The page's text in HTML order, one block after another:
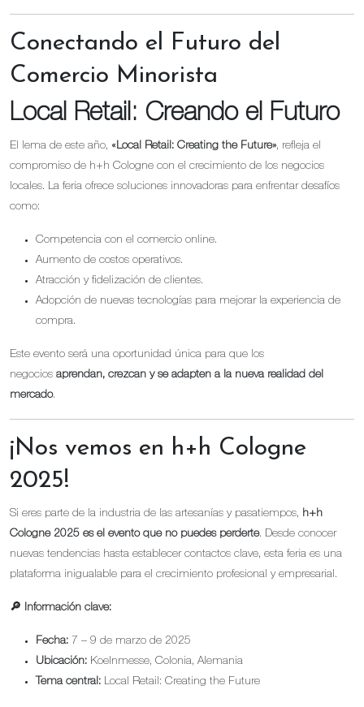
Conectando el Futuro del
Comercio Minorista
Local Retail: Creando el Futuro
El lema de este año, «Local Retail: Creating the Future», refleja el
compromiso de h+h Cologne con el crecimiento de los negocios
locales. La feria ofrece soluciones innovadoras para enfrentar desafíos
como:
Competencia con el comercio online.
Aumento de costos operativos.
Atracción y fidelización de clientes.
Adopción de nuevas tecnologías para mejorar la experiencia de
compra.
Este evento será una oportunidad única para que los
negocios aprendan, crezcan y se adapten a la nueva realidad del
mercado.
¡Nos vemos en h+h Cologne
2025!
Si eres parte de la industria de las artesanías y pasatiempos, h+h
Cologne 2025 es el evento que no puedes perderte. Desde conocer
nuevas tendencias hasta establecer contactos clave, esta feria es una
plataforma inigualable para el crecimiento profesional y empresarial.
🔎 Información clave:
Fecha: 7 – 9 de marzo de 2025
Ubicación: Koelnmesse, Colonia, Alemania
Tema central: Local Retail: Creating the Future